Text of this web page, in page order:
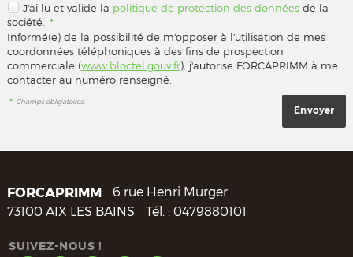
J'ai lu et valide la politique de protection des donnéesde la
société.
*
Informé(e) de la possibilité de m'opposer à l'utilisation de mes
coordonnées téléphoniques à des fins de prospection
commerciale (www.bloctel.gouv.fr), j'autorise FORCAPRIMM à me
contacter au numéro renseigné.
* Champs obligatoires
FORCAPRIMM
6 rue Henri Murger
73100 AIX LES BAINS Tél. : 0479880101
SUIVEZ-NOUS !